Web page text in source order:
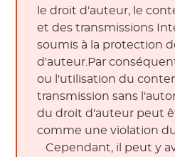
le droit d'auteur, le
et des transmissions
soumis à la protection
d'auteur.Par
ou l'utilisation du
transmission sans
du droit d'auteur peut
comme une violation
Cependant, il peut y